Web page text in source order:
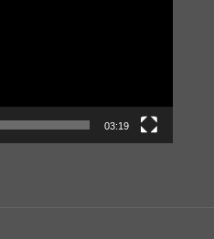
03:19